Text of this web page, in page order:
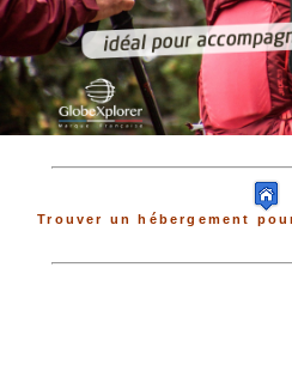
Trouver un hébergement